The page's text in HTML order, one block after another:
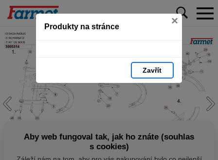
Produkty na stránce ×
Zavřít
Aby web fungoval tak, jak ho znáte (souhlas
s cookies)